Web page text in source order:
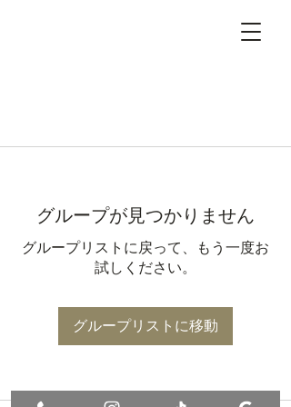
グループが見つかりません
グループリストに戻って、もう一度お
試しください。
グループリストに移動